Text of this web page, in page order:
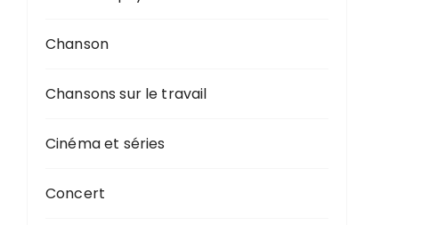
Chanson
Chansons sur le travail
Cinéma et séries
Concert